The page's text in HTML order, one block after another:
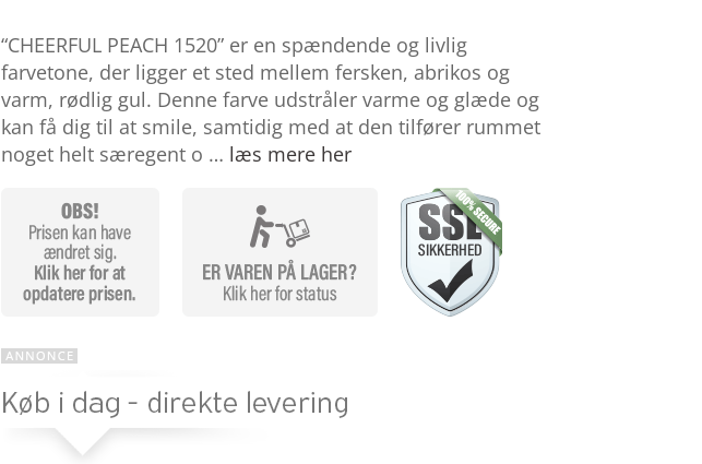
ud af 5
baseret
på
kundebed
ømmels
er
“CHEERFUL PEACH 1520” er en spændende og livlig
farvetone, der ligger et sted mellem fersken, abrikos og
varm, rødlig gul. Denne farve udstråler varme og glæde og
kan få dig til at smile, samtidig med at den tilfører rummet
noget helt særegent o … læs mere her